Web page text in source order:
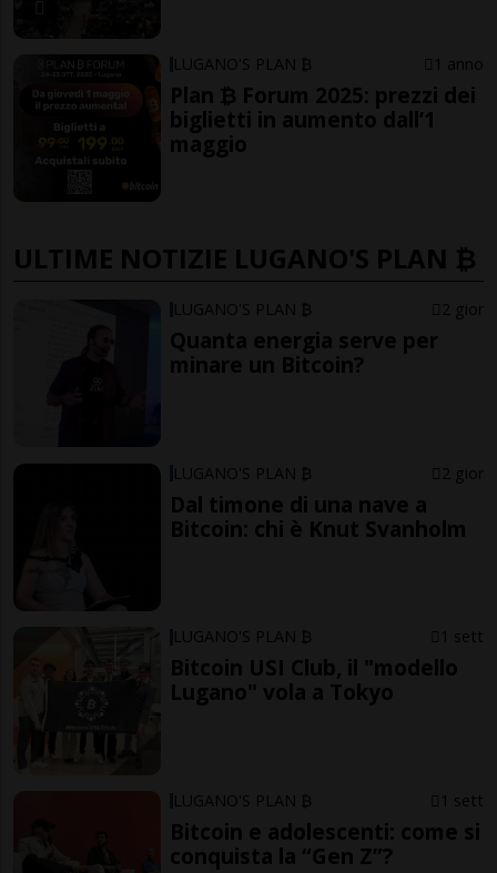
LUGANO'S PLAN ₿ 1 anno
Plan ₿ Forum 2025: prezzi dei
biglietti in aumento dall’1
maggio
ULTIME NOTIZIE LUGANO'S PLAN ₿
LUGANO'S PLAN ₿ 2 gior
Quanta energia serve per
minare un Bitcoin?
LUGANO'S PLAN ₿ 2 gior
Dal timone di una nave a
Bitcoin: chi è Knut Svanholm
LUGANO'S PLAN ₿ 1 sett
Bitcoin USI Club, il "modello
Lugano" vola a Tokyo
LUGANO'S PLAN ₿ 1 sett
Bitcoin e adolescenti: come si
conquista la “Gen Z”?